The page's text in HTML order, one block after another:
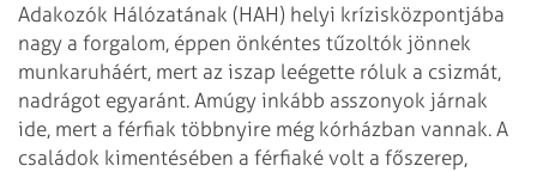
Adakozók Hálózatának (HAH) helyi krízisközpontjába
nagy a forgalom, éppen önkéntes tűzoltók jönnek
munkaruháért, mert az iszap leégette róluk a csizmát,
nadrágot egyaránt. Amúgy inkább asszonyok járnak
ide, mert a férfiak többnyire még kórházban vannak. A
családok kimentésében a férfiaké volt a főszerep,